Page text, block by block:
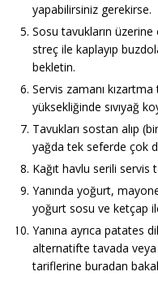
yapabilirsiniz gerekirse.
Sosu tavukların üzerine
streç ile kaplayıp
bekletin.
Servis zamanı
yüksekliğinde sıvıyağ
Tavukları sostan alıp
yağda tek seferde çok
Kağıt havlu serili servis
Yanında yoğurt,
yoğurt sosu ve ketçap
Yanına ayrıca patates
alternatifte tavada veya
tariflerine buradan